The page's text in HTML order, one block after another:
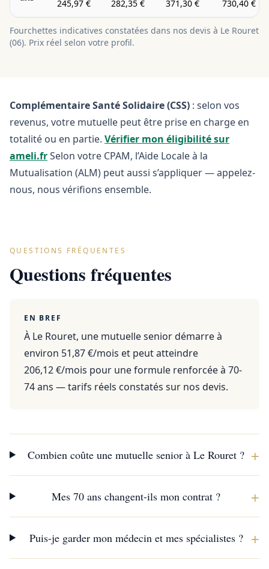
245,97 € 282,35 € 371,30 € 730,40 €
Fourchettes indicatives constatées dans nos devis à Le Rouret
(06). Prix réel selon votre profil.
Complémentaire Santé Solidaire (CSS) : selon vos
revenus, votre mutuelle peut être prise en charge en
totalité ou en partie. Vérifier mon éligibilité sur
ameli.frSelon votre CPAM, l’Aide Locale à la
Mutualisation (ALM) peut aussi s’appliquer — appelez-
nous, nous vérifions ensemble.
QUESTIONS FRÉQUENTES
Questions fréquentes
EN BREF
À Le Rouret, une mutuelle senior démarre à
environ 51,87 €/mois et peut atteindre
206,12 €/mois pour une formule renforcée à 70-
74 ans — tarifs réels constatés sur nos devis.
Combien coûte une mutuelle senior à Le Rouret ? +
Mes 70 ans changent-ils mon contrat ? +
Puis-je garder mon médecin et mes spécialistes ? +